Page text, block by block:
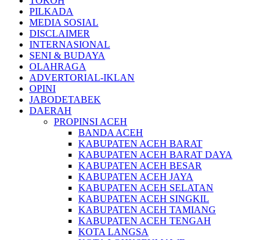
PILKADA
MEDIA SOSIAL
DISCLAIMER
INTERNASIONAL
SENI & BUDAYA
OLAHRAGA
ADVERTORIAL-IKLAN
OPINI
JABODETABEK
DAERAH
PROPINSI ACEH
BANDA ACEH
KABUPATEN ACEH BARAT
KABUPATEN ACEH BARAT DAYA
KABUPATEN ACEH BESAR
KABUPATEN ACEH JAYA
KABUPATEN ACEH SELATAN
KABUPATEN ACEH SINGKIL
KABUPATEN ACEH TAMIANG
KABUPATEN ACEH TENGAH
KOTA LANGSA